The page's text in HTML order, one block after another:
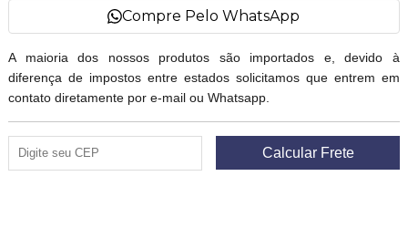
Compre Pelo WhatsApp
A maioria dos nossos produtos são importados e, devido à
diferença de impostos entre estados solicitamos que entrem em
contato diretamente por e-mail ou Whatsapp.